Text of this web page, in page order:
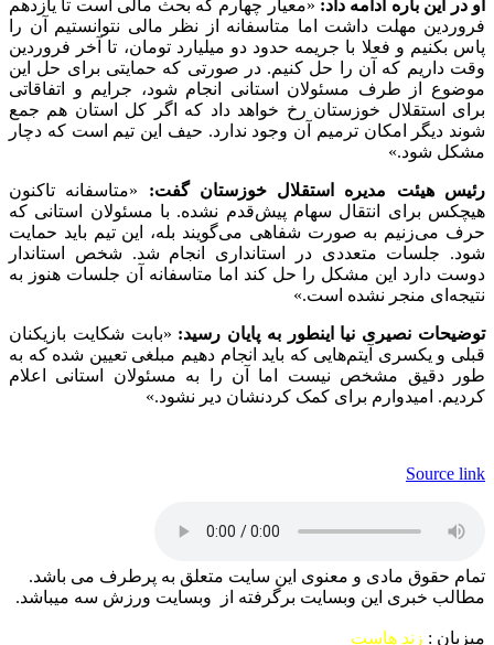
او در این باره ادامه داد: «معیار چهارم که بحث مالی است تا یازدهم
فروردین مهلت داشت اما متاسفانه از نظر مالی نتوانستیم آن را
پاس بکنیم و فعلا با جریمه حدود دو میلیارد تومان، تا آخر فروردین
وقت داریم که آن را حل کنیم. در صورتی که حمایتی برای حل این
موضوع از طرف مسئولان استانی انجام شود، جرایم و اتفاقاتی
برای استقلال خوزستان رخ خواهد داد که اگر کل استان هم جمع
شوند دیگر امکان ترمیم آن وجود ندارد. حیف این تیم است که دچار
مشکل شود.»
رئیس هیئت مدیره استقلال خوزستان گفت: «متاسفانه تاکنون
هیچکس برای انتقال سهام پیش‌قدم نشده. با مسئولان استانی که
حرف می‌زنیم به صورت شفاهی می‌گویند بله، این تیم باید حمایت
شود. جلسات متعددی در استانداری انجام شد. شخص استاندار
دوست دارد این مشکل را حل کند اما متاسفانه آن جلسات هنوز به
نتیجه‌ای منجر نشده است.»
توضیحات نصیری نیا اینطور به پایان رسید: «بابت شکایت بازیکنان
قبلی و یکسری آیتم‌هایی که باید انجام دهیم مبلغی تعیین شده که به
طور دقیق مشخص نیست اما آن را به مسئولان استانی اعلام
کردیم. امیدوارم برای کمک کردنشان دیر نشود.»
Source link
تمام حقوق مادی و معنوی این سایت متعلق به پرطرف می باشد.
مطالب خبری این وبسایت برگرفته از وبسایت ورزش سه میباشد.
میزبان : زند هاست